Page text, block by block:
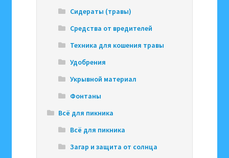
Сидераты (травы)
Средства от вредителей
Техника для кошения травы
Удобрения
Укрывной материал
Фонтаны
Всё для пикника
Всё для пикника
Загар и защита от солнца